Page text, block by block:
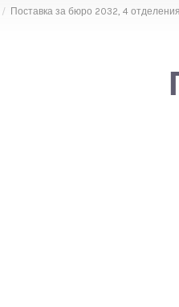
Поставка за бюро 2032, 4